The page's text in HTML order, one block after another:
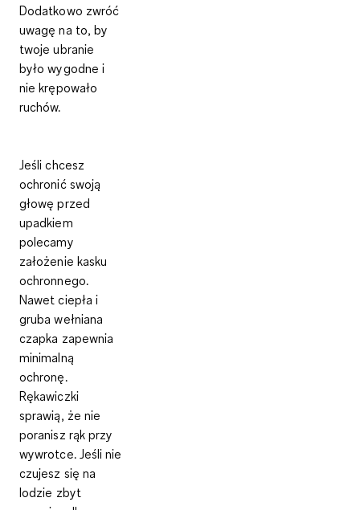
Dodatkowo zwróć
uwagę na to, by
twoje ubranie
było wygodne i
nie krępowało
ruchów.
Jeśli chcesz
ochronić swoją
głowę przed
upadkiem
polecamy
założenie kasku
ochronnego.
Nawet ciepła i
gruba wełniana
czapka zapewnia
minimalną
ochronę.
Rękawiczki
sprawią, że nie
poranisz rąk przy
wywrotce. Jeśli nie
czujesz się na
lodzie zbyt